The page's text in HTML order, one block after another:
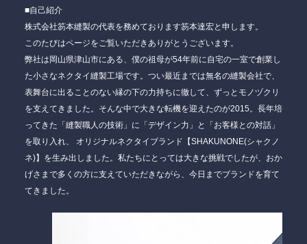
■自己紹介
株式会社笏本縫製の代表を務めております笏本達宏と申します。
このたびはページをご覧いただきありがとうございます。
弊社は岡山県津山市にある、僕の祖母が54年前に自宅の一室で創業し
た小さなネクタイ縫製工場です。つい最近までは無名の縫製会社で、
表舞台に出ることのない縁の下の力持ちに徹して、ずっとモノヅクリ
を支えてきました。そんな中で大きな転機を迎えたのが2015。長年培
ってきた「縫製職人の技術」に「デザイン力」と「お客様との対話」
を取り入れ、 オリジナルネクタイブランド 【SHAKUNONE(シャクノ
ネ)】 を生み出しました。私たちにとっては大きな挑戦でしたが、おか
げさまで多くの方に支えていただきながら、今日までブランドを育て
てきました。